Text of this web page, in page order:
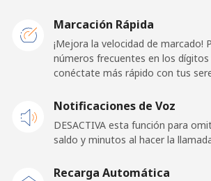
Marcación Rápida
¡Mejora la velocidad de marcado!
números frecuentes en los
conéctate más rápido con tus
Notificaciones de Voz
DESACTIVA esta función para
saldo y minutos al hacer la
Recarga Automática